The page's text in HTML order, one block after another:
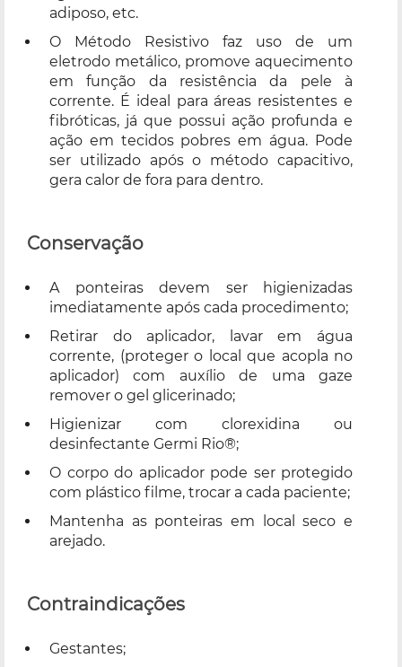
adiposo, etc.
O Método Resistivo faz uso de um
eletrodo metálico, promove aquecimento
em função da resistência da pele à
corrente. É ideal para áreas resistentes e
fibróticas, já que possui ação profunda e
ação em tecidos pobres em água. Pode
ser utilizado após o método capacitivo,
gera calor de fora para dentro.
Conservação
A ponteiras devem ser higienizadas
imediatamente após cada procedimento;
Retirar do aplicador, lavar em água
corrente, (proteger o local que acopla no
aplicador) com auxílio de uma gaze
remover o gel glicerinado;
Higienizar com clorexidina ou
desinfectante Germi Rio®;
O corpo do aplicador pode ser protegido
com plástico filme, trocar a cada paciente;
Mantenha as ponteiras em local seco e
arejado.
Contraindicações
Gestantes;